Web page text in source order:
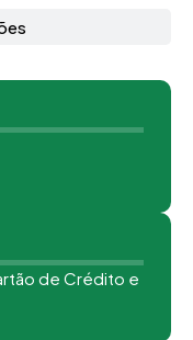
de Crédito e